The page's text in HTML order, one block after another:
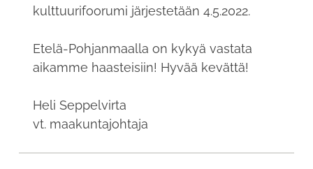
kulttuurifoorumi järjestetään 4.5.2022.
Etelä-Pohjanmaalla on kykyä vastata
aikamme haasteisiin! Hyvää kevättä!
Heli Seppelvirta
vt. maakuntajohtaja